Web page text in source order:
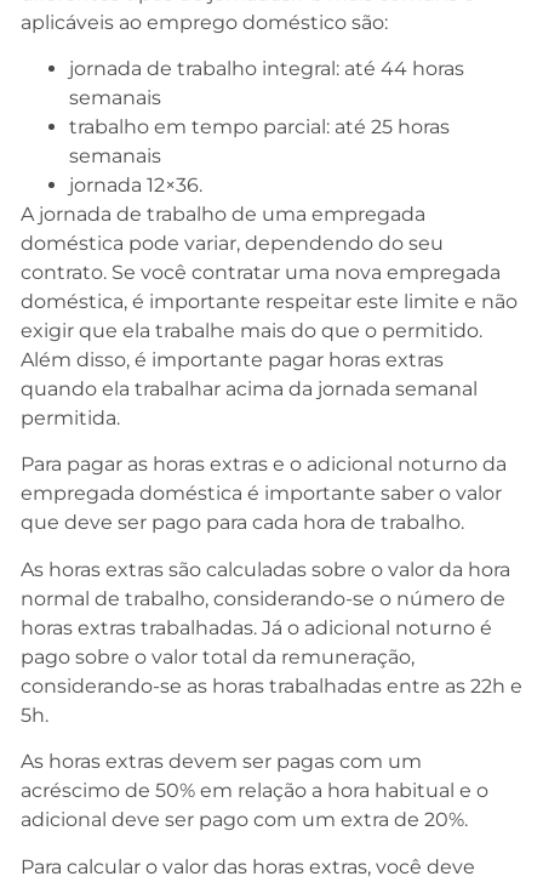
aplicáveis ao emprego doméstico são:
jornada de trabalho integral: até 44 horas
semanais
trabalho em tempo parcial: até 25 horas
semanais
jornada 12×36.
A jornada de trabalho de uma empregada
doméstica pode variar, dependendo do seu
contrato. Se você contratar uma nova empregada
doméstica, é importante respeitar este limite e não
exigir que ela trabalhe mais do que o permitido.
Além disso, é importante pagar horas extras
quando ela trabalhar acima da jornada semanal
permitida.
Para pagar as horas extras e o adicional noturno da
empregada doméstica é importante saber o valor
que deve ser pago para cada hora de trabalho.
As horas extras são calculadas sobre o valor da hora
normal de trabalho, considerando-se o número de
horas extras trabalhadas. Já o adicional noturno é
pago sobre o valor total da remuneração,
considerando-se as horas trabalhadas entre as 22h e
5h.
As horas extras devem ser pagas com um
acréscimo de 50% em relação a hora habitual e o
adicional deve ser pago com um extra de 20%.
Para calcular o valor das horas extras, você deve